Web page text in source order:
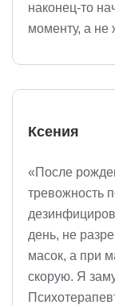
наконец-то
моменту, а не
Ксения
«После
тревожность
день, не
масок, а при
скорую. Я